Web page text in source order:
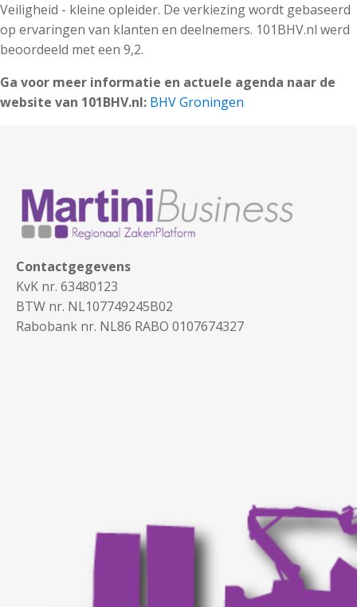
Veiligheid - kleine opleider. De verkiezing wordt gebaseerd
op ervaringen van klanten en deelnemers. 101BHV.nl werd
beoordeeld met een 9,2.
Ga voor meer informatie en actuele agenda naar de
website van 101BHV.nl: BHV Groningen
Contactgegevens
KvK nr. 63480123
BTW nr. NL107749245B02
Rabobank nr. NL86 RABO 0107674327